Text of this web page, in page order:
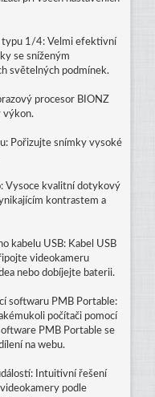
typu 1/4: Velmi efektivní
se sníženým
světelných podmínek.
procesor BIONZ
výkon.
Pořizujte snímky vysoké
Vysoce kvalitní dotykový
kontrastem a
kabelu USB: Kabel USB
videokameru
nebo dobíjejte baterii.
softwaru PMB Portable:
počítači pomocí
PMB Portable se
na webu.
Intuitivní řešení
podle